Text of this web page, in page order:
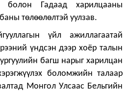
болон Гадаад харилцааны
төлөөлөлтэй уулзав.
үйл ажиллагаатай
үндсэн дээр хоёр талын
багш нарыг харилцан
боломжийн талаар
Монгол Улсаас Бельгийн